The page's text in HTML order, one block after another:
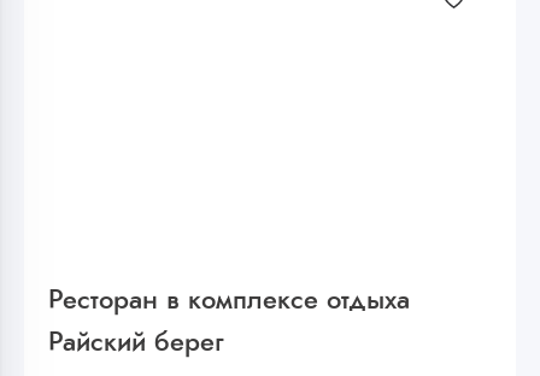
Ресторан в комплексе отдыха
Райский берег